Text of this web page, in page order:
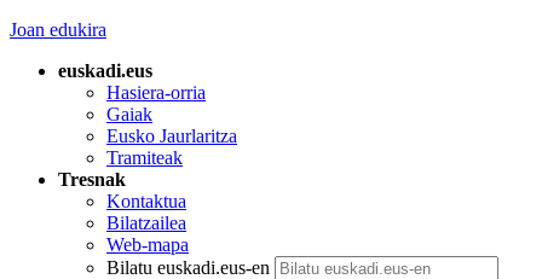
Joan edukira
euskadi.eus
Hasiera-orria
Gaiak
Eusko Jaurlaritza
Tramiteak
Tresnak
Kontaktua
Bilatzailea
Web-mapa
Bilatu euskadi.eus-en